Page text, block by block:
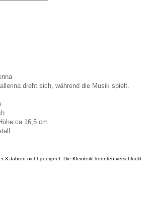
dreht sich, während die Musik spielt.
ca 16,5 cm
3 Jahren nicht geeignet. Die Kleinteile könnten verschluckt